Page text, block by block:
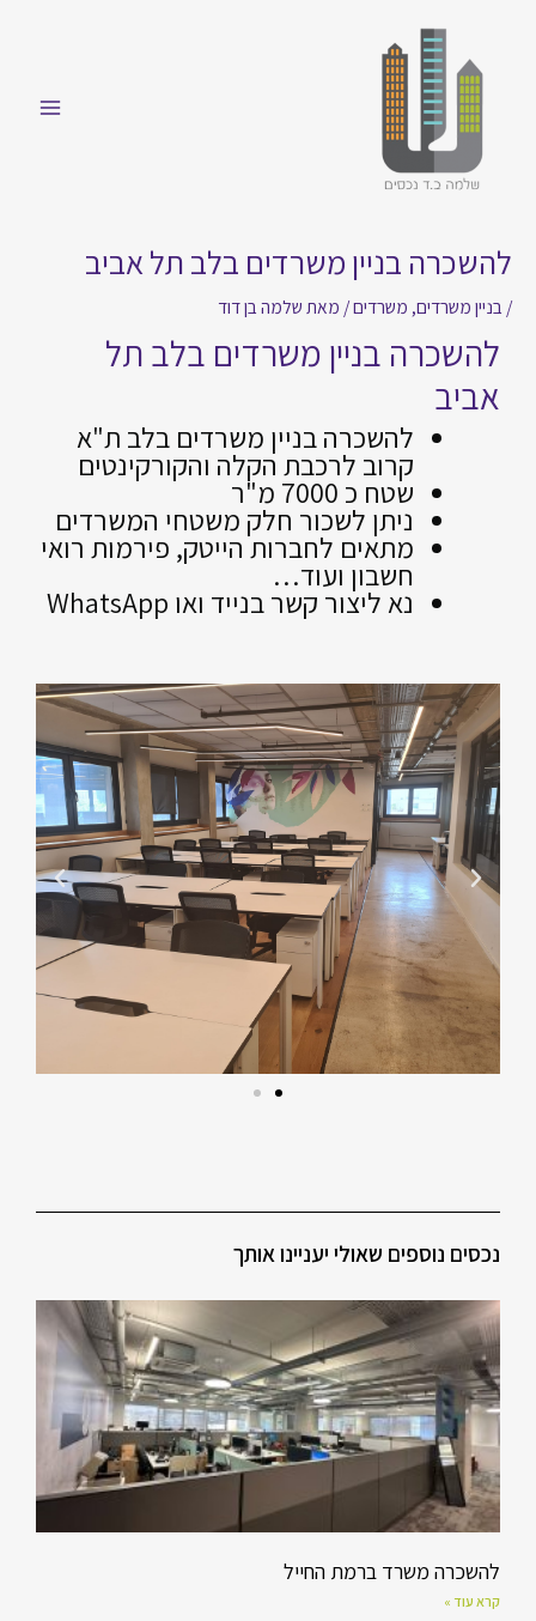
להשכרה בניין משרדים בלב תל אביב
/ בניין משרדים, משרדים/ מאת שלמה בן דוד
להשכרה בניין משרדים בלב תל
אביב
להשכרה בניין משרדים בלב ת"א
קרוב לרכבת הקלה והקורקינטים
שטח כ 7000 מ"ר
ניתן לשכור חלק משטחי המשרדים
מתאים לחברות הייטק, פירמות רואי
חשבון ועוד…
נא ליצור קשר בנייד ואו WhatsApp
נכסים נוספים שאולי יעניינו אותך
להשכרה משרד ברמת החייל
קרא עוד »